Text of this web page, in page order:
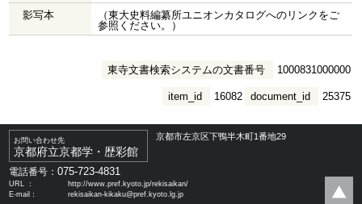
影写本
（東大史料編纂所ユニオンカタログへのリンクをご
参照ください。）
東寺文書検索システムの文書番号 1000831000000
document_id 25375
item_id 16082
お問い合わせ先
京都府立京都学・歴彩館
京都市左京区下鴨半木町1番地29
電話番号：075-723-4831
URL ：
http://www.pref.kyoto.jp/rekisaikan/
E-mail：
rekisaikan-kikaku@pref.kyoto.lg.jp